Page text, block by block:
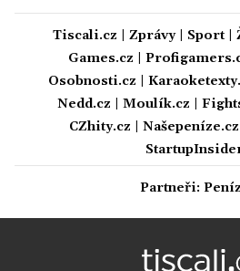
Tiscali.cz Zprávy| Sport|
Games.cz
Osobnosti.cz
Nedd.cz
Moulík.cz
CZhity.cz
Našepeníze.cz
Partneři: